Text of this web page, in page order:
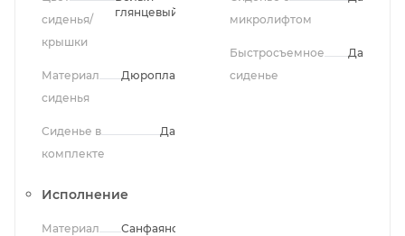
сиденья/
крышки
глянцевый
Материал
сиденья
Дюропласт
Сиденье в
комплекте
Да
микролифтом
Быстросъемное
сиденье
Да
Исполнение
Материал Санфаянс